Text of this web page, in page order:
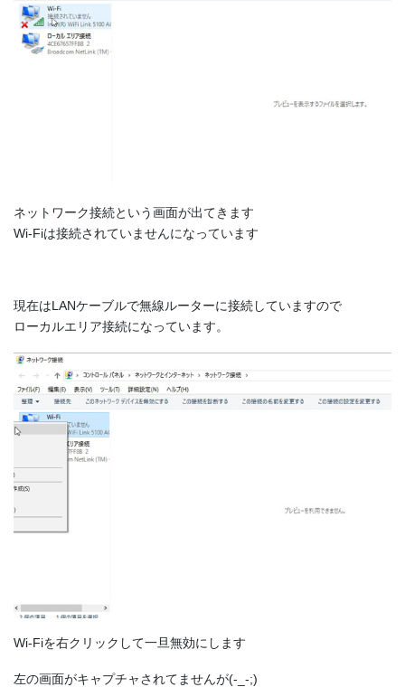
ネットワーク接続という画面が出てきます
Wi-Fiは接続されていませんになっています
現在はLANケーブルで無線ルーターに接続していますので
ローカルエリア接続になっています。
Wi-Fiを右クリックして一旦無効にします
左の画面がキャプチャされてませんが(-_-;)